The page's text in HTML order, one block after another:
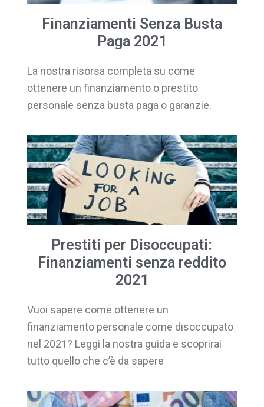
Finanziamenti Senza Busta
Paga 2021
La nostra risorsa completa su come
ottenere un finanziamento o prestito
personale senza busta paga o garanzie.
Prestiti per Disoccupati:
Finanziamenti senza reddito
2021
Vuoi sapere come ottenere un
finanziamento personale come disoccupato
nel 2021? Leggi la nostra guida e scoprirai
tutto quello che c’è da sapere